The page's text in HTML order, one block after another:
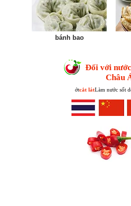
bánh bao
Đối với
Châu
ớtcắt látLàm nước sốt